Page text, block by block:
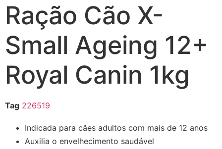
Ração Cão X-
Small Ageing 12+
Royal Canin 1kg
Tag 226519
Indicada para cães adultos com mais de 12 anos
Auxilia o envelhecimento saudável